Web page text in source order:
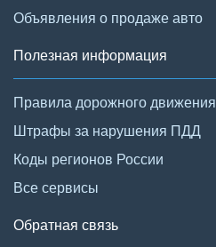
Объявления о продаже авто
Полезная информация
Правила дорожного движения
Штрафы за нарушения ПДД
Коды регионов России
Все сервисы
Обратная связь